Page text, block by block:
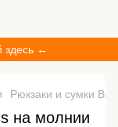
здесь ←
Рюкзаки и сумки
на молнии